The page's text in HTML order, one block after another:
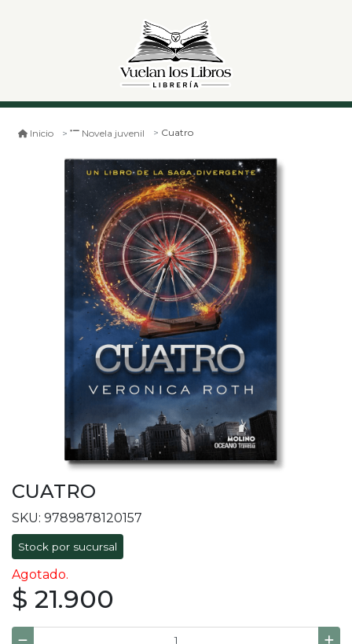
Inicio Novela juvenil Cuatro
CUATRO
SKU: 9789878120157
Stock por sucursal
Agotado.
$ 21.900